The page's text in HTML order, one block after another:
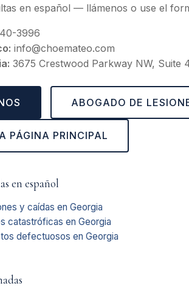
en español — llámenos o use el
3996
info@choemateo.com
3675 Crestwood Parkway NW, Suite
ABOGADO DE
PÁGINA PRINCIPAL
en español
y caídas en Georgia
catastróficas en Georgia
defectuosos en Georgia